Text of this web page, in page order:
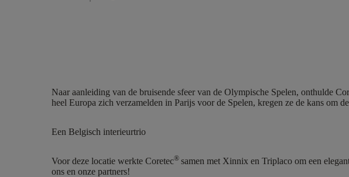
Naar aanleiding van de bruisende sfeer van de Olympische Spelen, onthulde
heel Europa zich verzamelden in Parijs voor de Spelen, kregen ze de kans om
Een Belgisch interieurtrio
Voor deze locatie werkte Coretec® samen met Xinnix en Triplaco om een
ons en onze partners!